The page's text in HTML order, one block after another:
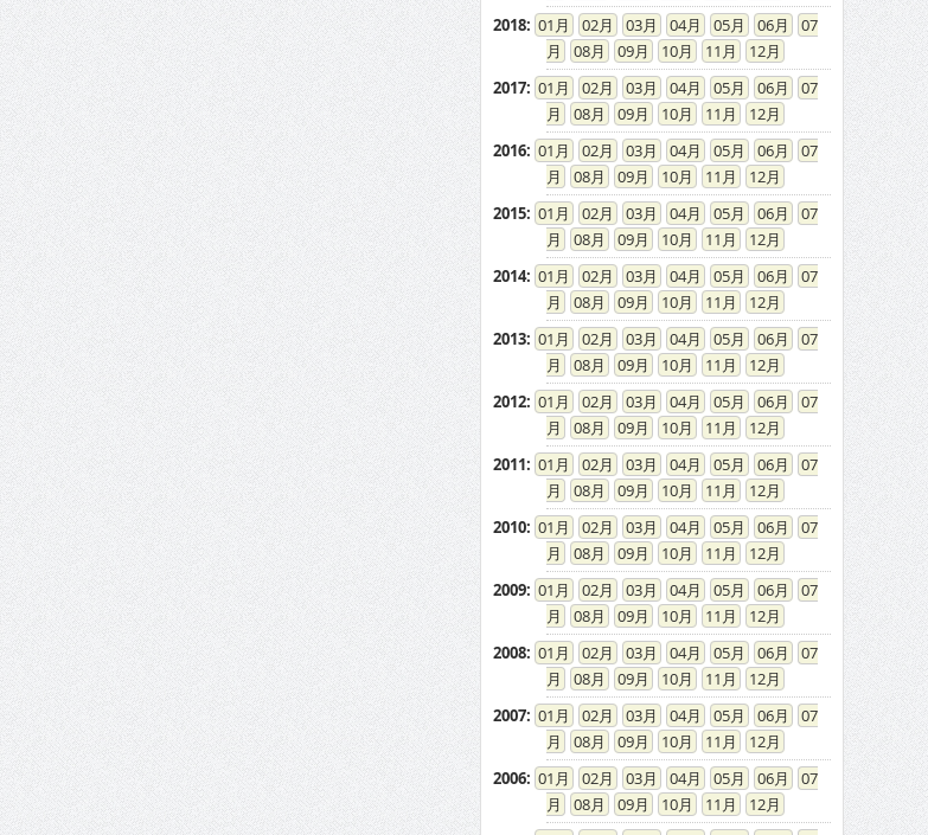
2018: 01 02 03 04 05 06
07
08
09 10 11
12
2017: 01 02 03 04 05 06
07
08
09 10 11
12
2016: 01 02 03 04 05 06
07
08
09 10 11
12
2015: 01 02 03 04 05 06
07
08
09 10 11
12
2014: 01 02 03 04 05 06
07
08
09 10 11
12
2013: 01 02 03 04 05 06
07
08
09 10 11
12
2012: 01 02 03 04 05 06
07
08
09 10 11
12
2011: 01 02 03 04 05 06
07
08
09 10 11
12
2010: 01 02 03 04 05 06
07
08
09 10 11
12
2009: 01 02 03 04 05 06
07
08
09 10 11
12
2008: 01 02 03 04 05 06
07
08
09 10 11
12
2007: 01 02 03 04 05 06
07
08
09 10 11
12
2006: 01 02 03 04 05 06
07
08
09 10 11
12